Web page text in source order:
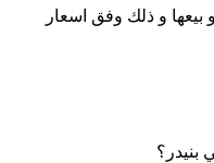
و ذلك وفق اسعار
بنيدر؟